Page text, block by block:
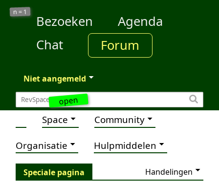
open
n = 1
Bezoeken
Agenda
Chat
Forum
Niet aangemeld
Space Community
Organisatie Hulpmiddelen
Speciale pagina Handelingen